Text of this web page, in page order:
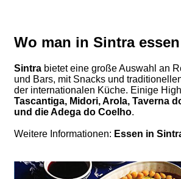
Wo man in Sintra
Sintra bietet eine große Auswahl an
und Bars, mit Snacks und
der internationalen Küche. Einige
Tascantiga, Midori, Arola, Taverna
und die Adega do Coelho.
Weitere Informationen: Essen in